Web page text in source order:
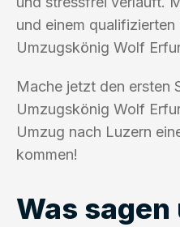
und einem
Umzugskönig Wolf
Mache jetzt den ersten
Umzugskönig Wolf
Umzug nach Luzern
kommen!
Was sagen